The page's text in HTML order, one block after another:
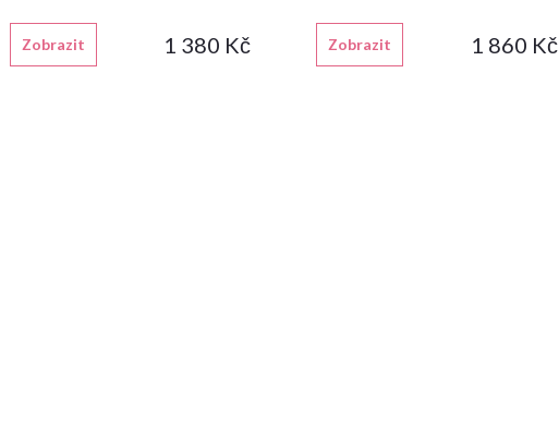
1 380 Kč
Zobrazit
rhodiovanou povrchovou úpravou.
1 860 Kč
Zobrazit